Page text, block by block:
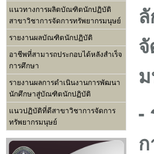
แนวทางการผลิตบัณฑิตนักปฏิบัติ
สาขาวิชาการจัดการทรัพยากรมนุษย์
รายงานผลบัณฑิตนักปฏิบัติ
อาชีพที่สามารถประกอบได้หลังสำเร็จ
การศึกษา
รายงานผลการดำเนินงานการพัฒนา
นักศึกษาสู่บัณฑิตนักปฏิบัติ
แนวปฏิบัติที่ดีสาขาวิชาการจัดการ
ทรัพยากรมนุษย์
-